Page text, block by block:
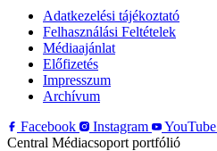
Adatkezelési tájékoztató
Felhasználási Feltételek
Médiaajánlat
Előfizetés
Impresszum
Archívum
Facebook
Instagram YouTube
Central Médiacsoport portfólió